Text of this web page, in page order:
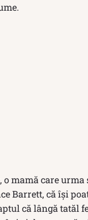
mamă care
Barrett, că îşi
că lângă tatăl